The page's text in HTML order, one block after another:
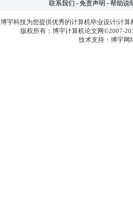
联系我们 - 免责声明 - 帮助说
博宇科技为您提供优秀的计算机毕业设计|计
版权所有：博宇计算机论文网©2007-
技术支持：博宇网